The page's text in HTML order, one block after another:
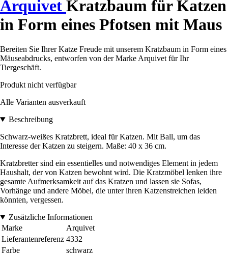
Arquivet Kratzbaum für Katzen
in Form eines Pfotsen mit Maus
Bereiten Sie Ihrer Katze Freude mit unserem Kratzbaum in Form eines
Mäuseabdrucks, entworfen von der Marke Arquivet für Ihr
Tiergeschäft.
Produkt nicht verfügbar
Alle Varianten ausverkauft
Beschreibung
Schwarz-weißes Kratzbrett, ideal für Katzen. Mit Ball, um das
Interesse der Katzen zu steigern. Maße: 40 x 36 cm.
Kratzbretter sind ein essentielles und notwendiges Element in jedem
Haushalt, der von Katzen bewohnt wird. Die Kratzmöbel lenken ihre
gesamte Aufmerksamkeit auf das Kratzen und lassen sie Sofas,
Vorhänge und andere Möbel, die unter ihren Katzenstreichen leiden
könnten, vergessen.
Zusätzliche Informationen
Marke
Arquivet
Lieferantenreferenz 4332
Farbe
schwarz